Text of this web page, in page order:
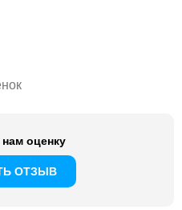
оценку
ОТЗЫВ